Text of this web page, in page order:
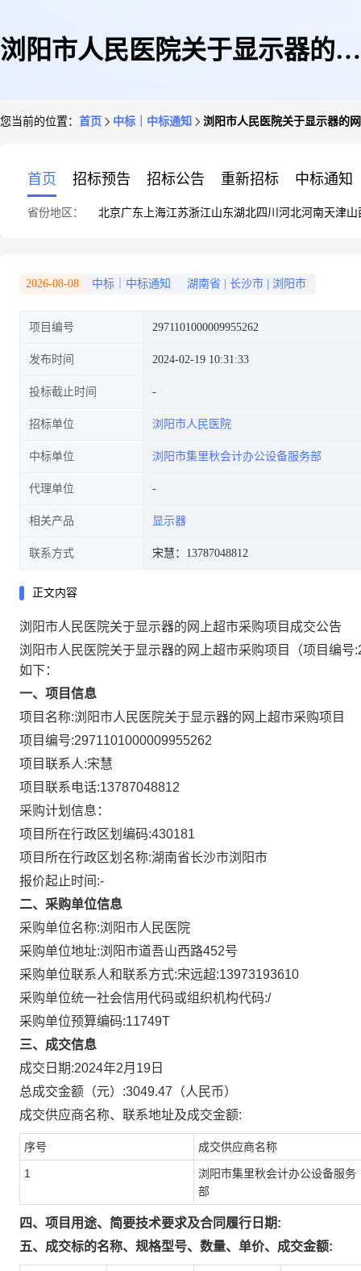
浏阳市人民医院关于显示器的网
您当前的位置： 首页 中标｜中标通知 浏阳市人民医院关于显示器的
首页 招标预告 招标公告 重新招标 中标通知
省份地区： 北京广东 上海江苏浙江山东湖北四川 河北河南天津山
2026-08-08 中标｜中标通知 湖南省 长沙市 浏阳市
项目编号 2971101000009955262
发布时间 2024-02-19 10:31:33
投标截止时间
招标单位 浏阳市人民医院
中标单位 浏阳市集里秋会计办公设备服务部
代理单位
相关产品 显示器
联系方式 宋慧：13787048812
正文内容
浏阳市人民医院关于显示器的网上超市采购项目成交公告
浏阳市人民医院关于显示器的网上超市采购项目
（项目编号:
如下：
一、项目信息
项目名称:浏阳市人民医院关于显示器的网上超市采购项目
项目编号:2971101000009955262
项目联系人:宋慧
项目联系电话:13787048812
采购计划信息：
项目所在行政区划编码:430181
项目所在行政区划名称:湖南省长沙市浏阳市
报价起止时间:-
二、采购单位信息
采购单位名称:浏阳市人民医院
采购单位地址:浏阳市道吾山西路452号
采购单位联系人和联系方式:宋远超:13973193610
采购单位统一社会信用代码或组织机构代码:/
采购单位预算编码:11749T
三、成交信息
成交日期:2024年2月19日
总成交金额（元）:3049.47 （人民币）
成交供应商名称、联系地址及成交金额:
序号 成交供应商名称
1
浏阳市集里秋会计办公设备服务
部
四、项目用途、简要技术要求及合同履行日期:
五、成交标的名称、规格型号、数量、单价、成交金额: